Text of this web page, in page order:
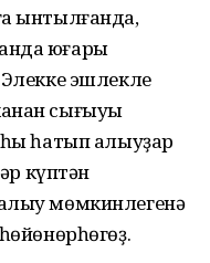
ынтылғанда,
юғары
эшлекле
сығыуы
һатып алыуҙар
күптән
мөмкинлегенә